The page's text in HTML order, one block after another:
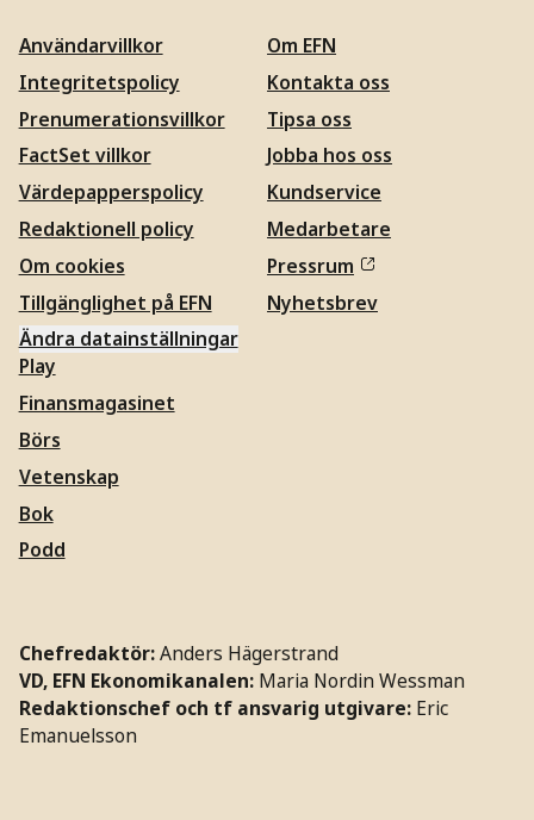
Användarvillkor
Integritetspolicy
Prenumerationsvillkor
FactSet villkor
Värdepapperspolicy
Redaktionell policy
Om cookies
Tillgänglighet på EFN
Ändra datainställningar
Om EFN
Kontakta oss
Tipsa oss
Jobba hos oss
Kundservice
Medarbetare
Pressrum
Nyhetsbrev
Play
Finansmagasinet
Börs
Vetenskap
Bok
Podd
Chefredaktör:Anders Hägerstrand
VD, EFN Ekonomikanalen: Maria Nordin Wessman
Redaktionschef och tf ansvarig utgivare: Eric
Emanuelsson